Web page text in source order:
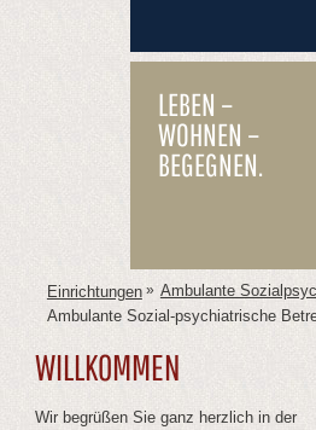
LEBEN –
WOHNEN –
BEGEGNEN.
Einrichtungen » Ambulante
Ambulante Sozial-psychiatrische
WILLKOMMEN
Wir begrüßen Sie ganz herzlich in der